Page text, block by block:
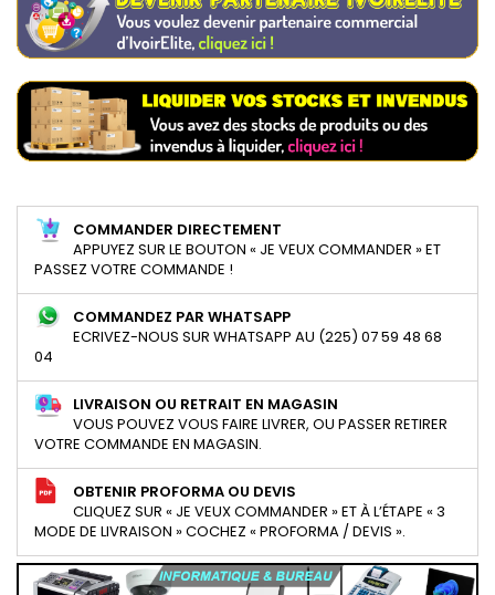
COMMANDER DIRECTEMENT
APPUYEZ SUR LE BOUTON « JE VEUX COMMANDER » ET
PASSEZ VOTRE COMMANDE !
COMMANDEZ PAR WHATSAPP
ECRIVEZ-NOUS SUR WHATSAPP AU (225) 07 59 48 68
04
LIVRAISON OU RETRAIT EN MAGASIN
VOUS POUVEZ VOUS FAIRE LIVRER, OU PASSER RETIRER
VOTRE COMMANDE EN MAGASIN.
OBTENIR PROFORMA OU DEVIS
CLIQUEZ SUR « JE VEUX COMMANDER » ET À L’ÉTAPE « 3
MODE DE LIVRAISON » COCHEZ « PROFORMA / DEVIS ».